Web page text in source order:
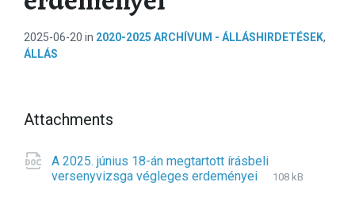
2025-06-20 in 2020-2025 ARCHÍVUM - ÁLLÁSHIRDETÉSEK,
ÁLLÁS
Attachments
A 2025. június 18-án megtartott írásbeli
versenyvizsga végleges erdeményei
F
d
F
108 kB